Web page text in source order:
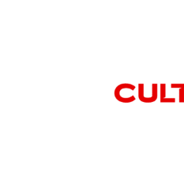
всички ваши вещи.